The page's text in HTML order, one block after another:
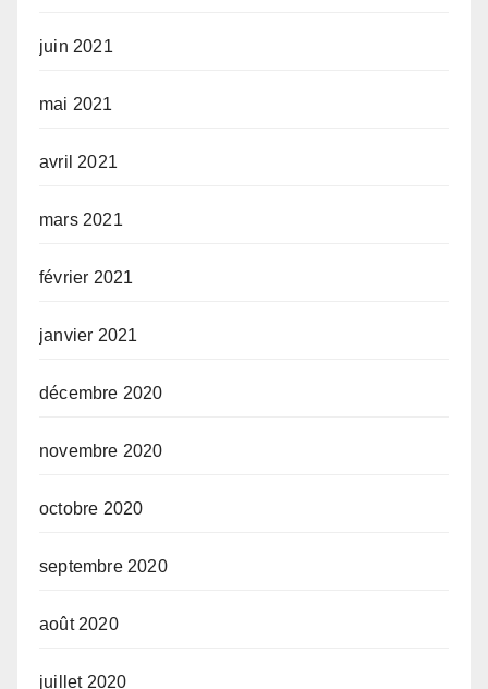
juin 2021
mai 2021
avril 2021
mars 2021
février 2021
janvier 2021
décembre 2020
novembre 2020
octobre 2020
septembre 2020
août 2020
juillet 2020